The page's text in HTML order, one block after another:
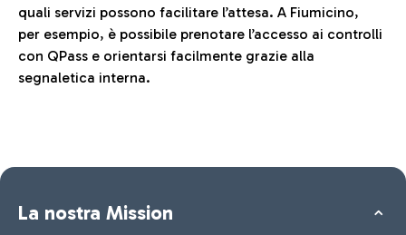
quali servizi possono facilitare l’attesa. A Fiumicino,
per esempio, è possibile prenotare l’accesso ai controlli
con QPass e orientarsi facilmente grazie alla
segnaletica interna.
La nostra Mission